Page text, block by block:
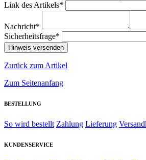
Link des Artikels*
Nachricht*
Sicherheitsfrage*
Zurück zum Artikel
Zum Seitenanfang
BESTELLUNG
So wird bestellt Zahlung Lieferung
KUNDENSERVICE